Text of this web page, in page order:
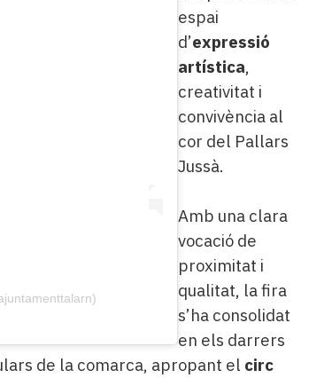
espai
d’expressió
artística,
creativitat i
convivència al
cor del Pallars
Jussà.
Amb una clara
vocació de
proximitat i
qualitat, la fira
s’ha consolidat
en els darrers
de la comarca, apropant el circ